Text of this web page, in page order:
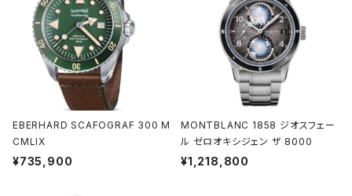
EBERHARD SCAFOGRAF 300 M
CMLIX
¥735,900
MONTBLANC 1858 ジオスフェー
ル ゼロオキシジェン ザ 8000
¥1,218,800